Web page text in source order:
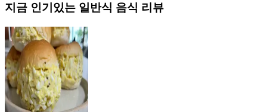
지금 인기있는 일반식 음식 리뷰